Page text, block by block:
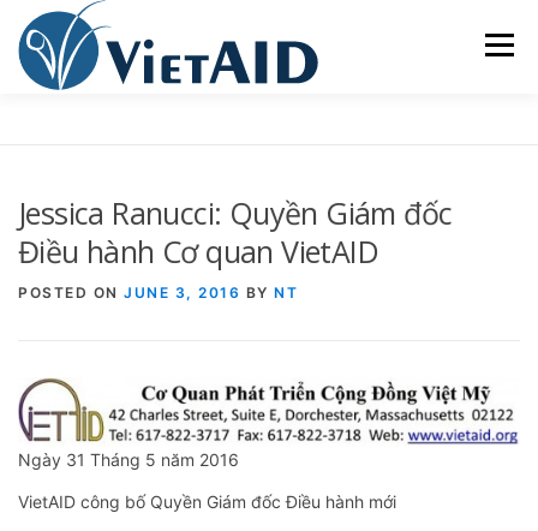
content
Menu
NHÀ Ở TRUNG TÂM CỘNG ĐỒNG SINH HOẠT
Jessica Ranucci: Quyền Giám đốc
Điều hành Cơ quan VietAID
POSTED ON JUNE 3, 2016 BY NT
Ngày 31 Tháng 5 năm 2016
VietAID công bố Quyền Giám đốc Điều hành mới